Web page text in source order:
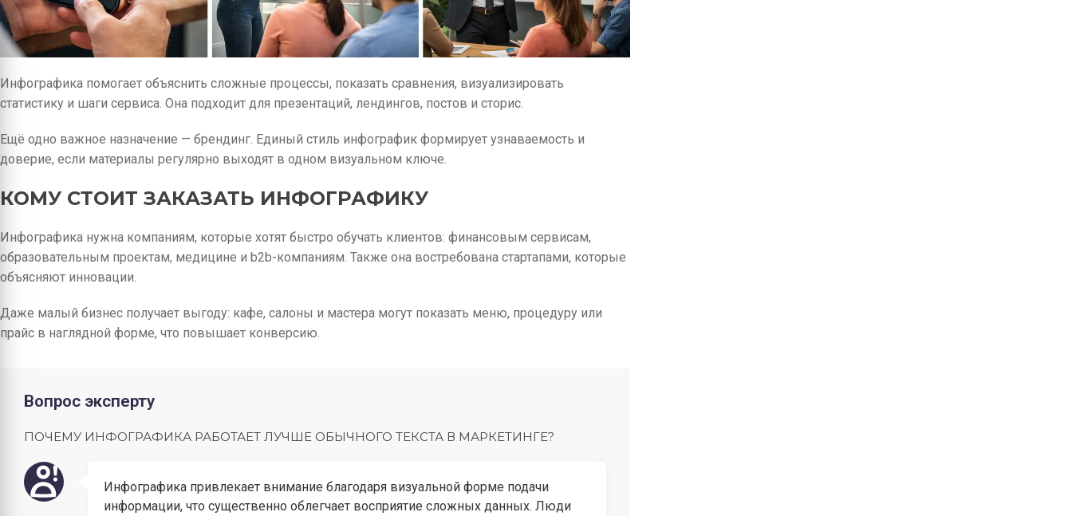
Инфографика помогает объяснить сложные процессы, показать сравнения, визуализировать
статистику и шаги сервиса. Она подходит для презентаций, лендингов, постов и сторис.
Ещё одно важное назначение — брендинг. Единый стиль инфографик формирует узнаваемость и
доверие, если материалы регулярно выходят в одном визуальном ключе.
КОМУ СТОИТ ЗАКАЗАТЬ ИНФОГРАФИКУ
Инфографика нужна компаниям, которые хотят быстро обучать клиентов: финансовым сервисам,
образовательным проектам, медицине и b2b-компаниям. Также она востребована стартапами, которые
объясняют инновации.
Даже малый бизнес получает выгоду: кафе, салоны и мастера могут показать меню, процедуру или
прайс в наглядной форме, что повышает конверсию.
Вопрос эксперту
ПОЧЕМУ ИНФОГРАФИКА РАБОТАЕТ ЛУЧШЕ ОБЫЧНОГО ТЕКСТА В МАРКЕТИНГЕ?
Инфографика привлекает внимание благодаря визуальной форме подачи
информации, что существенно облегчает восприятие сложных данных. Люди